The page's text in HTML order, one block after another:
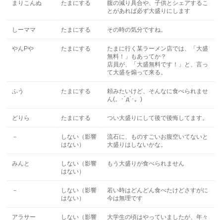
まりこんぬ たまにする
腹の減り具合や、子供とシェアするこ
とがあれば必ず大盛りにします
しーママ たまにする その時の気分ですね。
やんPや たまにする
たまに行く某ラーメン店では、「大盛
無料！」もあってか？
店員が、「大盛無料です！」と、言っ
て大盛を煽って来る。
ふう たまにする
頼みたいけど、そんなに食べられませ
ん(。･´д`･。)
どりら たまにする つい大盛りにして後で後悔してます。
－
しない（影響
はない）
流石に、ものすごいお腹空いてないと
大盛りはしないかな。
みんと
しない（影響
はない）
もう大盛りが食べられません
－
しない（影響
はない）
若い時はどんどん食べたけどさすがに
今は無理です
アラサー しない（影響 大学生の頃はやっていましたが、年々